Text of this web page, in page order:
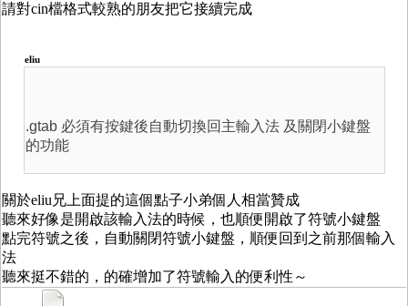
請對cin檔格式較熟的朋友把它接續完成
eliu
.gtab 必須有按鍵後自動切換回主輸入法 及關閉小鍵盤
的功能
關於eliu兄上面提的這個點子小弟個人相當贊成
聽來好像是開啟該輸入法的時候，也順便開啟了符號小鍵盤
點完符號之後，自動關閉符號小鍵盤，順便回到之前那個輸入
法
聽來挺不錯的，的確增加了符號輸入的便利性～